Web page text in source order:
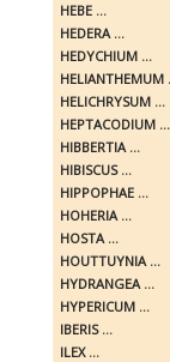
HEBE ...
HEDERA ...
HEDYCHIUM ...
HELIANTHEMUM
HELICHRYSUM ...
HEPTACODIUM ...
HIBBERTIA ...
HIBISCUS ...
HIPPOPHAE ...
HOHERIA ...
HOSTA ...
HOUTTUYNIA ...
HYDRANGEA ...
HYPERICUM ...
IBERIS ...
ILEX ...